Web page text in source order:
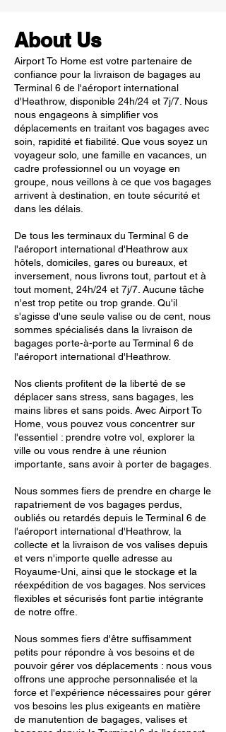
About Us
Airport To Home est votre partenaire de
confiance pour la livraison de bagages au
Terminal 6 de l'aéroport international
d'Heathrow, disponible 24h/24 et 7j/7. Nous
nous engageons à simplifier vos
déplacements en traitant vos bagages avec
soin, rapidité et fiabilité. Que vous soyez un
voyageur solo, une famille en vacances, un
cadre professionnel ou un voyage en
groupe, nous veillons à ce que vos bagages
arrivent à destination, en toute sécurité et
dans les délais.
De tous les terminaux du Terminal 6 de
l'aéroport international d'Heathrow aux
hôtels, domiciles, gares ou bureaux, et
inversement, nous livrons tout, partout et à
tout moment, 24h/24 et 7j/7. Aucune tâche
n'est trop petite ou trop grande. Qu'il
s'agisse d'une seule valise ou de cent, nous
sommes spécialisés dans la livraison de
bagages porte-à-porte au Terminal 6 de
l'aéroport international d'Heathrow.
Nos clients profitent de la liberté de se
déplacer sans stress, sans bagages, les
mains libres et sans poids. Avec Airport To
Home, vous pouvez vous concentrer sur
l'essentiel : prendre votre vol, explorer la
ville ou vous rendre à une réunion
importante, sans avoir à porter de bagages.
Nous sommes fiers de prendre en charge le
rapatriement de vos bagages perdus,
oubliés ou retardés depuis le Terminal 6 de
l'aéroport international d'Heathrow, la
collecte et la livraison de vos valises depuis
et vers n'importe quelle adresse au
Royaume-Uni, ainsi que le stockage et la
réexpédition de vos bagages. Nos services
flexibles et sécurisés font partie intégrante
de notre offre.
Nous sommes fiers d'être suffisamment
petits pour répondre à vos besoins et de
pouvoir gérer vos déplacements : nous vous
offrons une approche personnalisée et la
force et l'expérience nécessaires pour gérer
vos besoins les plus exigeants en matière
de manutention de bagages, valises et